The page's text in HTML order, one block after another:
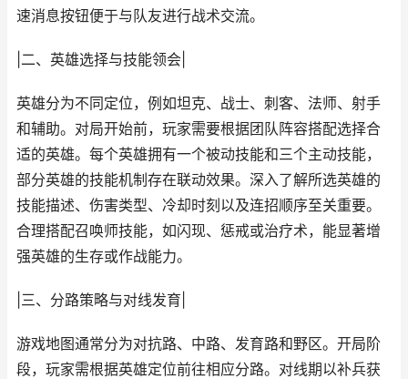
速消息按钮便于与队友进行战术交流。
|二、英雄选择与技能领会|
英雄分为不同定位，例如坦克、战士、刺客、法师、射手
和辅助。对局开始前，玩家需要根据团队阵容搭配选择合
适的英雄。每个英雄拥有一个被动技能和三个主动技能，
部分英雄的技能机制存在联动效果。深入了解所选英雄的
技能描述、伤害类型、冷却时刻以及连招顺序至关重要。
合理搭配召唤师技能，如闪现、惩戒或治疗术，能显著增
强英雄的生存或作战能力。
|三、分路策略与对线发育|
游戏地图通常分为对抗路、中路、发育路和野区。开局阶
段，玩家需根据英雄定位前往相应分路。对线期以补兵获